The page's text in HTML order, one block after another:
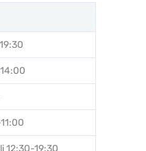
12:30-19:30